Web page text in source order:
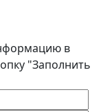
в
"Заполнить